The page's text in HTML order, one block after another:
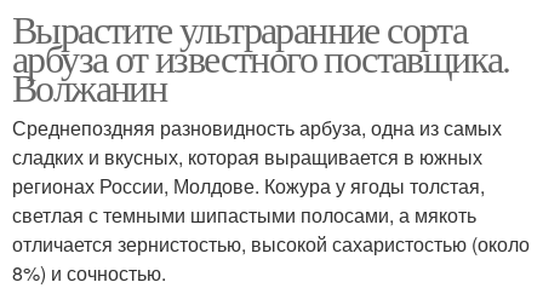
Вырастите ультраранние сорта
арбуза от известного поставщика.
Волжанин
Среднепоздняя разновидность арбуза, одна из самых
сладких и вкусных, которая выращивается в южных
регионах России, Молдове. Кожура у ягоды толстая,
светлая с темными шипастыми полосами, а мякоть
отличается зернистостью, высокой сахаристостью (около
8%) и сочностью.